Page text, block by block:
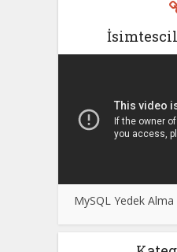
MySQL Yedek